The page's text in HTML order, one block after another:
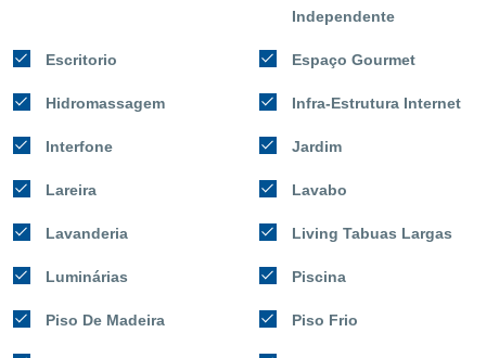
Independente
Escritorio Espaço Gourmet
Hidromassagem Infra-Estrutura Internet
Interfone Jardim
Lareira Lavabo
Lavanderia Living Tabuas Largas
Luminárias Piscina
Piso De Madeira Piso Frio